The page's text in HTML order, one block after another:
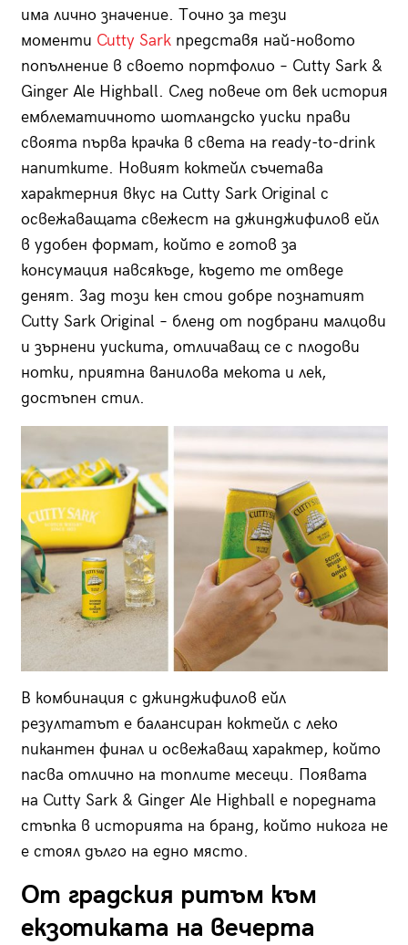
има лично значение. Точно за тези
моменти Cutty Sarkпредставя най-новото
попълнение в своето портфолио – Cutty Sark &
Ginger Ale Highball. След повече от век история
емблематичното шотландско уиски прави
своята първа крачка в света на ready-to-drink
напитките. Новият коктейл съчетава
характерния вкус на Cutty Sark Original с
освежаващата свежест на джинджифилов ейл
в удобен формат, който е готов за
консумация навсякъде, където те отведе
денят. Зад този кен стои добре познатият
Cutty Sark Original – бленд от подбрани малцови
и зърнени уискита, отличаващ се с плодови
нотки, приятна ванилова мекота и лек,
достъпен стил.
В комбинация с джинджифилов ейл
резултатът е балансиран коктейл с леко
пикантен финал и освежаващ характер, който
пасва отлично на топлите месеци. Появата
на Cutty Sark & Ginger Ale Highball е поредната
стъпка в историята на бранд, който никога не
е стоял дълго на едно място.
От градския ритъм към
екзотиката на вечерта